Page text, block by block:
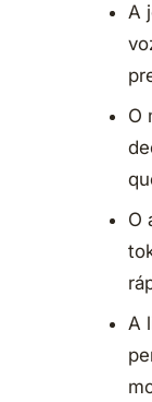
A
O
O
A